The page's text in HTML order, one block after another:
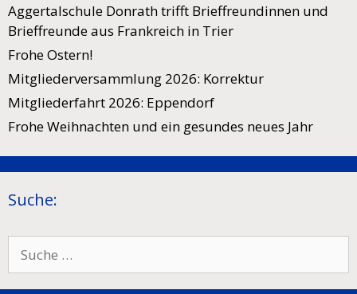
Aggertalschule Donrath trifft Brieffreundinnen und
Brieffreunde aus Frankreich in Trier
Frohe Ostern!
Mitgliederversammlung 2026: Korrektur
Mitgliederfahrt 2026: Eppendorf
Frohe Weihnachten und ein gesundes neues Jahr
Suche:
nach: